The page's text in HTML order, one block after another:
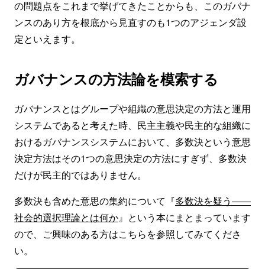
の問題点をこれまで挙げてきたことからも、このガバナ
ンスのあり方を根底から見直すのも1つのアジェンダ設
定といえます。
ガバナンスの方法論を模索する
ガバナンスとはグループや組織の意思決定の方法と運用
システムであると考えた時、民主主義や民主的な組織に
おけるガバナンスシステムにおいて、多数決という意思
決定方法はその1つの意思決定の方法にすぎず、多数決
だけが民主的ではありません。
多数決も含めた意思の集約について『多数決を疑う――
社会的選択理論とは何か』という本にまとまっています
ので、ご興味のある方はこちらを参照してみてくださ
い。